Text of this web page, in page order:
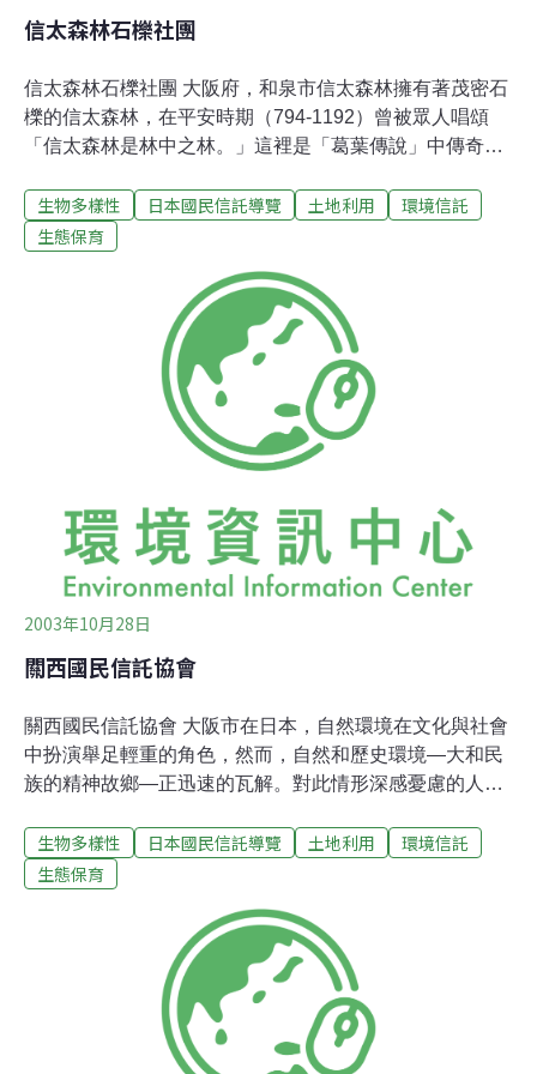
信太森林石櫟社團
信太森林石櫟社團 大阪府，和泉市信太森林擁有著茂密石
櫟的信太森林，在平安時期（794-1192）曾被眾人唱頌
「信太森林是林中之林。」這裡是「葛葉傳說」中傳奇性
分常見。一個被劃定為「重要文化資產」的古老聖神社座
落在森林的中央﹔信太山位於森林後方，它散播著鄰近的
小蜻）輕快地飛過沼澤地，這些都是大阪都會區周圍僅存
的無價自然景觀。 在森林的深暗處，沿著熊野古道走，就
是金石墓碑、樟葉?荷神社和充滿神社古蹟的池上－曾根
史跡，池上－曾根史跡是大約公元前300年至西元300年，
古彌生時期的護城壕溝村落，現在該處正興建為歷史公
生物多樣性 日本國民信託導覽 土地利用
環境信託
生態保育
2003年10月28日
關西國民信託協會
關西國民信託協會 大阪市在日本，自然環境在文化與社會
中扮演舉足輕重的角色，然而，自然和歷史環境—大和民
族的精神故鄉—正迅速的瓦解。對此情形深感憂慮的人
託保護近畿地區環境避免過度開發，讓此地持續孕育健康
與豐饒的想像力，並將其流傳給後代子孫。把關西的自然
KANTA發起各式各樣的活動，進行調查並舉辦研討會，以
喚起人們對環境的注意。由於我們以組成法人為目標，
KANTA致力於招募更多成員和更多資金。本會於1995年
開始執行計劃，著手復育和歌山縣熊野市週遭的自然環
境，並且在當地持續進行森林再造的工作。為完成此計
生物多樣性 日本國民信託導覽 土地利用
環境信託
生態保育